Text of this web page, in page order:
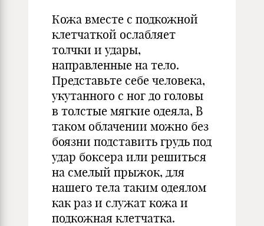
Кожа вместе с подкожной
клетчаткой ослабляет
толчки и удары,
направленные на тело.
Представьте себе человека,
укутанного с ног до головы
в толстые мягкие одеяла, В
таком облачении можно без
боязни подставить грудь под
удар боксера или решиться
на смелый прыжок, для
нашего тела таким одеялом
как раз и служат кожа и
подкожная клетчатка.